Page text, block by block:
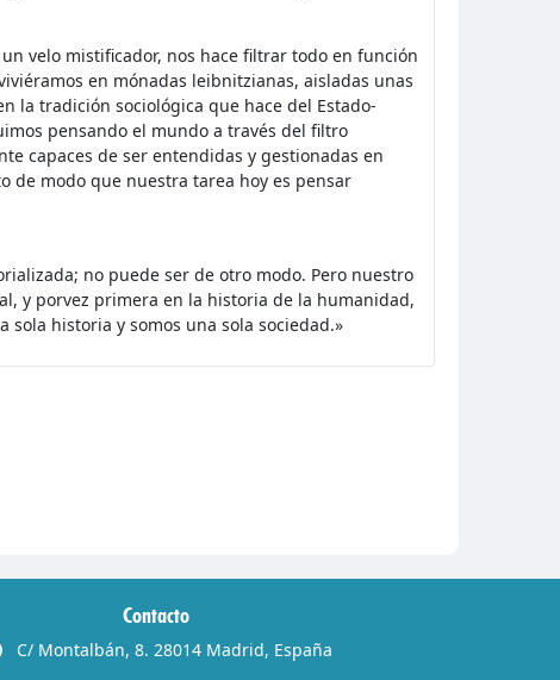
velo mistificador, nos hace filtrar todo en función
en mónadas leibnitzianas, aisladas unas
la tradición sociológica que hace del Estado-
pensando el mundo a través del filtro
capaces de ser entendidas y gestionadas en
de modo que nuestra tarea hoy es pensar
no puede ser de otro modo. Pero nuestro
y porvez primera en la historia de la humanidad,
sola historia y somos una sola sociedad.»
Contacto
C/ Montalbán, 8. 28014 Madrid, España